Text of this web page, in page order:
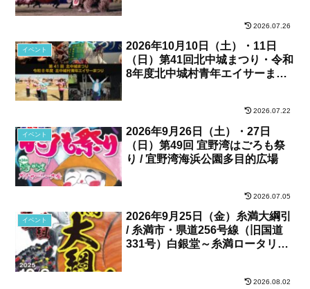
2026.07.26
イベント
2026年10月10日（土）・11日
（日）第41回北中城まつり・令和
8年度北中城村青年エイサーまつ
2026.07.22
イベント
2026年9月26日（土）・27日
（日）第49回 宜野湾はごろも祭
り / 宜野湾海浜公園多目的広場
2026.07.05
イベント
2026年9月25日（金）糸満大綱引
/ 糸満市・県道256号線（旧国道
331号）白銀堂～糸満ロータリー
2026.08.02